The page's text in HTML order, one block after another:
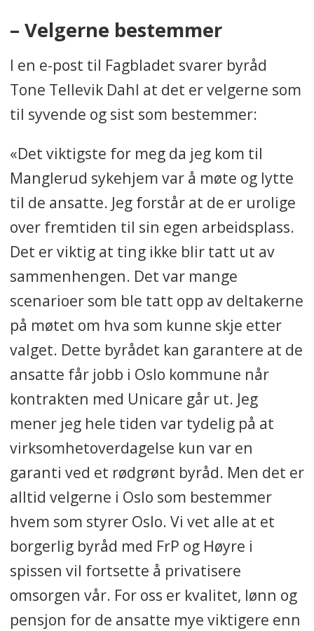
– Velgerne bestemmer
I en e-post til Fagbladet svarer byråd
Tone Tellevik Dahl at det er velgerne som
til syvende og sist som bestemmer:
«Det viktigste for meg da jeg kom til
Manglerud sykehjem var å møte og lytte
til de ansatte. Jeg forstår at de er urolige
over fremtiden til sin egen arbeidsplass.
Det er viktig at ting ikke blir tatt ut av
sammenhengen. Det var mange
scenarioer som ble tatt opp av deltakerne
på møtet om hva som kunne skje etter
valget. Dette byrådet kan garantere at de
ansatte får jobb i Oslo kommune når
kontrakten med Unicare går ut. Jeg
mener jeg hele tiden var tydelig på at
virksomhetoverdagelse kun var en
garanti ved et rødgrønt byråd. Men det er
alltid velgerne i Oslo som bestemmer
hvem som styrer Oslo. Vi vet alle at et
borgerlig byråd med FrP og Høyre i
spissen vil fortsette å privatisere
omsorgen vår. For oss er kvalitet, lønn og
pensjon for de ansatte mye viktigere enn